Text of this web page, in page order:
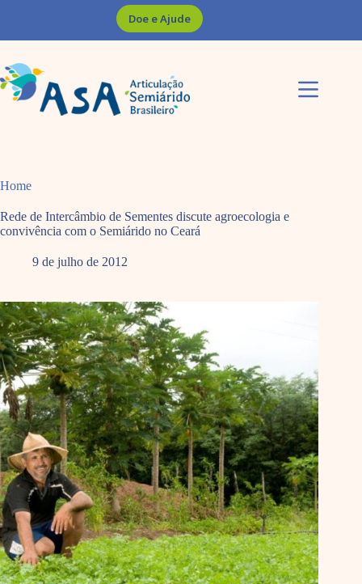
Doe e Ajude
Home
Rede de Intercâmbio de Sementes discute agroecologia e
convivência com o Semiárido no Ceará
9 de julho de 2012